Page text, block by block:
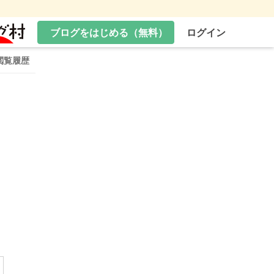
ブログをはじめる（無料） ログイン
覧履歴